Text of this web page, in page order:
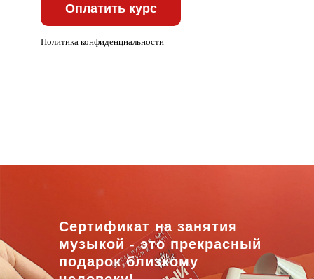
Оплатить курс
Политика конфиденциальности
Сертификат на занятия
музыкой - это прекрасный
подарок близкому